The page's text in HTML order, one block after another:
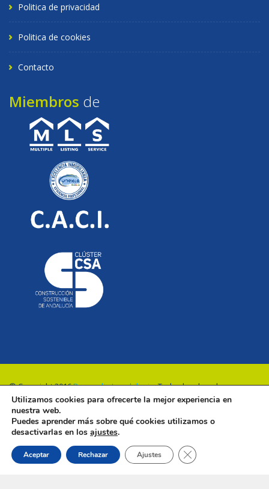
Politica de privacidad
Politica de cookies
Contacto
Miembros de
© Copyright 2016Renovalia Inmobiliaria. Todos los derechos
reservados.
Utilizamos cookies para ofrecerte la mejor experiencia en
nuestra web.
Puedes aprender más sobre qué cookies utilizamos o
desactivarlas en los ajustes.
Aceptar Rechazar Ajustes Cerrar el banner de